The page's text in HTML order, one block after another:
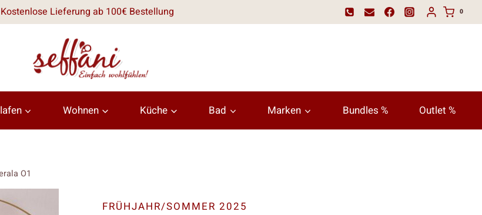
Kostenlose Lieferung ab 100€ Bestellung 0
Wohnen Küche Bad Marken Bundles % Outlet %
O1
FRÜHJAHR/SOMMER 2025